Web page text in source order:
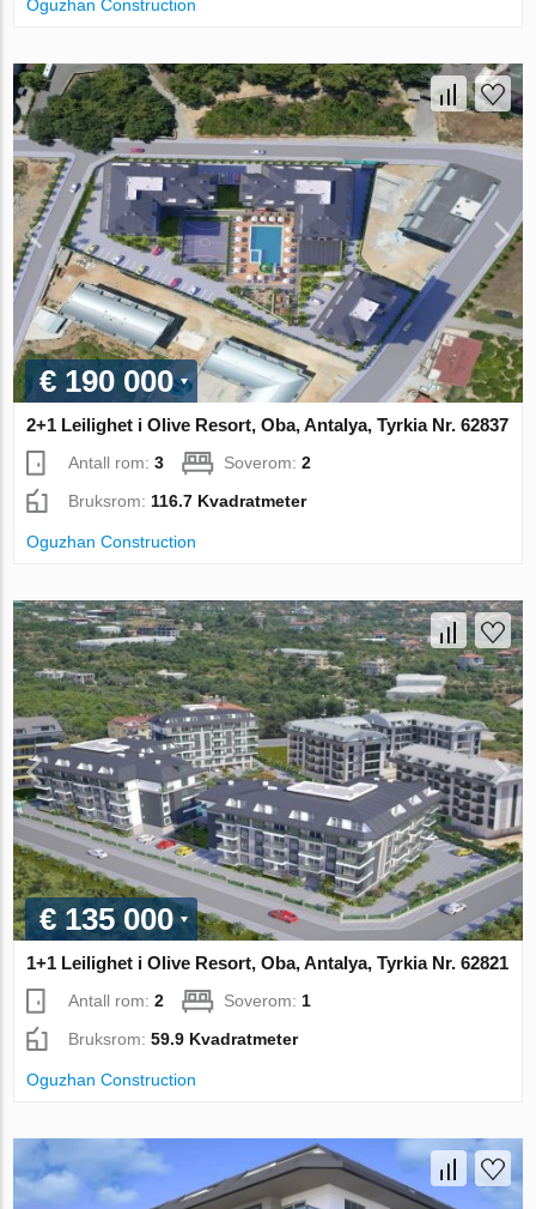
Oguzhan Construction
€ 190 000
2+1 Leilighet i Olive Resort, Oba, Antalya, Tyrkia Nr. 62837
Antall rom:3 Soverom:2
Bruksrom:116.7 Kvadratmeter
Oguzhan Construction
€ 135 000
1+1 Leilighet i Olive Resort, Oba, Antalya, Tyrkia Nr. 62821
Antall rom:2 Soverom: 1
Bruksrom:59.9 Kvadratmeter
Oguzhan Construction